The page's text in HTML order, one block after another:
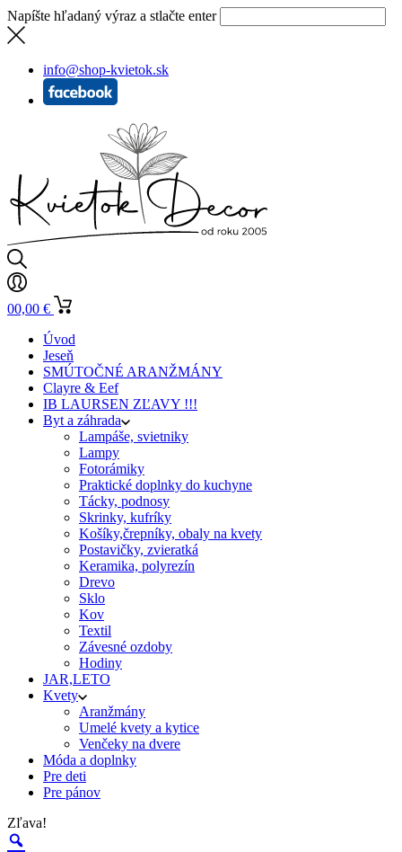
Napíšte hľadaný výraz a stlačte enter
info@shop-kvietok.sk
00,00 €
Úvod
Jeseň
SMÚTOČNÉ ARANŽMÁNY
Clayre & Eef
IB LAURSEN ZĽAVY !!!
Byt a záhrada
Lampáše, svietniky
Lampy
Fotorámiky
Praktické doplnky do kuchyne
Tácky, podnosy
Skrinky, kufríky
Košíky,črepníky, obaly na kvety
Postavičky, zvieratká
Keramika, polyrezín
Drevo
Sklo
Kov
Textil
Závesné ozdoby
Hodiny
JAR,LETO
Kvety
Aranžmány
Umelé kvety a kytice
Venčeky na dvere
Móda a doplnky
Pre deti
Pre pánov
Zľava!